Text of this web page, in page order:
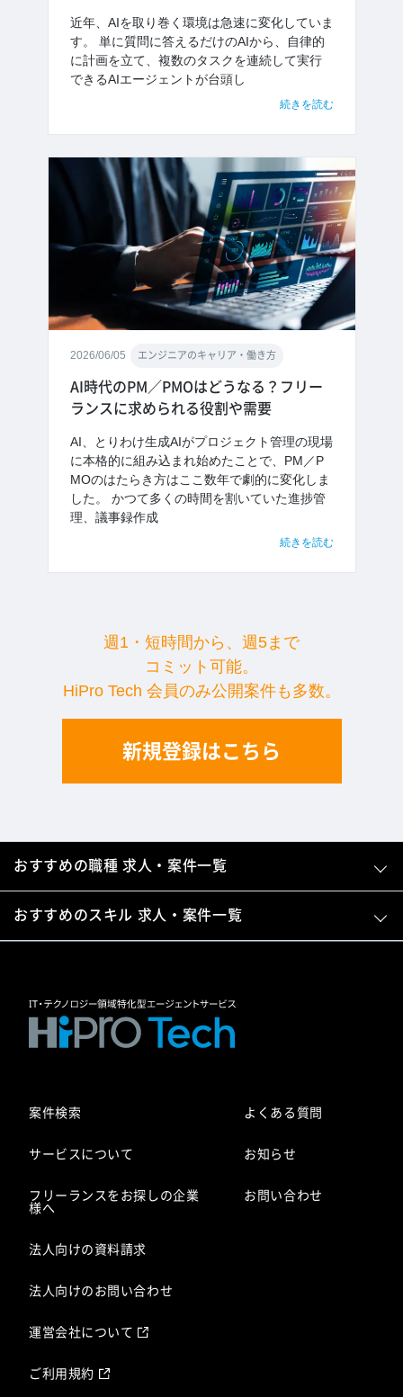
近年、AIを取り巻く環境は急速に変化していま
す。 単に質問に答えるだけのAIから、自律的
に計画を立て、複数のタスクを連続して実行
できるAIエージェントが台頭し
続きを読む
2026/06/05 エンジニアのキャリア・働き方
AI時代のPM／PMOはどうなる？フリー
ランスに求められる役割や需要
AI、とりわけ生成AIがプロジェクト管理の現場
に本格的に組み込まれ始めたことで、PM／P
MOのはたらき方はここ数年で劇的に変化しま
した。 かつて多くの時間を割いていた進捗管
理、議事録作成
続きを読む
週1・短時間から、週5まで
コミット可能。
HiPro Tech 会員のみ公開案件も多数。
新規登録はこちら
おすすめの職種 求人・案件一覧
おすすめのスキル 求人・案件一覧
案件検索
サービスについて
フリーランスをお探しの企業
様へ
法人向けの資料請求
法人向けのお問い合わせ
よくある質問
お知らせ
お問い合わせ
運営会社について
ご利用規約